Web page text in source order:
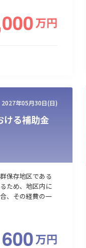
万円
2027年05月30日(日)
ける補助金
保存地区である
ため、地区内に
、その経費の一
600万円